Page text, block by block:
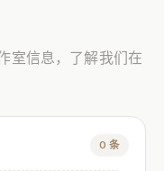
室信息，了解我们在
0 条